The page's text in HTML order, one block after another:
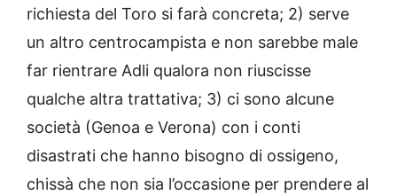
richiesta del Toro si farà concreta; 2) serve
un altro centrocampista e non sarebbe male
far rientrare Adli qualora non riuscisse
qualche altra trattativa; 3) ci sono alcune
società (Genoa e Verona) con i conti
disastrati che hanno bisogno di ossigeno,
chissà che non sia l’occasione per prendere al